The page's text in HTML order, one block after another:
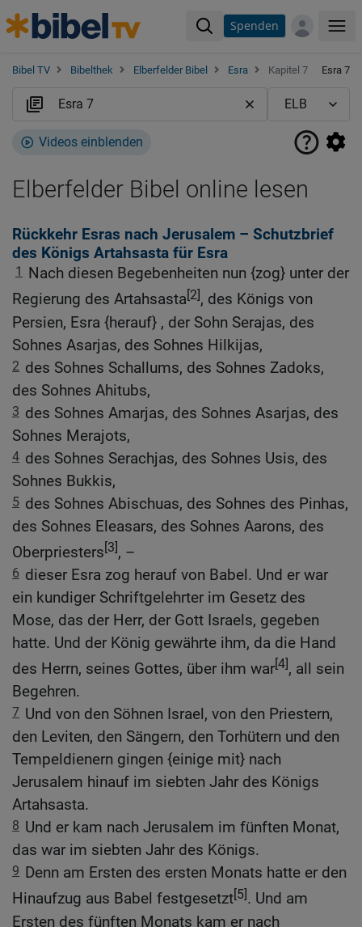
Spenden
Bibel TV Bibelthek Elberfelder Bibel Esra Kapitel 7 Esra 7
Videos einblenden
Elberfelder Bibel online lesen
Rückkehr Esras nach Jerusalem – Schutzbrief
des Königs Artahsasta für Esra
1
Nach diesen Begebenheiten nun {zog} unter der
Regierung des Artahsasta[2], des Königs von
Persien, Esra {herauf} , der Sohn Serajas, des
Sohnes Asarjas, des Sohnes Hilkijas,
2 des Sohnes Schallums, des Sohnes Zadoks,
des Sohnes Ahitubs,
3 des Sohnes Amarjas, des Sohnes Asarjas, des
Sohnes Merajots,
4 des Sohnes Serachjas, des Sohnes Usis, des
Sohnes Bukkis,
5 des Sohnes Abischuas, des Sohnes des Pinhas,
des Sohnes Eleasars, des Sohnes Aarons, des
Oberpriesters[3], –
6 dieser Esra zog herauf von Babel. Und er war
ein kundiger Schriftgelehrter im Gesetz des
Mose, das der Herr, der Gott Israels, gegeben
hatte. Und der König gewährte ihm, da die Hand
des Herrn, seines Gottes, über ihm war[4], all sein
Begehren.
7 Und von den Söhnen Israel, von den Priestern,
den Leviten, den Sängern, den Torhütern und den
Tempeldienern gingen {einige mit} nach
Jerusalem hinauf im siebten Jahr des Königs
Artahsasta.
8 Und er kam nach Jerusalem im fünften Monat,
das war im siebten Jahr des Königs.
9 Denn am Ersten des ersten Monats hatte er den
Hinaufzug aus Babel festgesetzt[5]. Und am
Ersten des fünften Monats kam er nach